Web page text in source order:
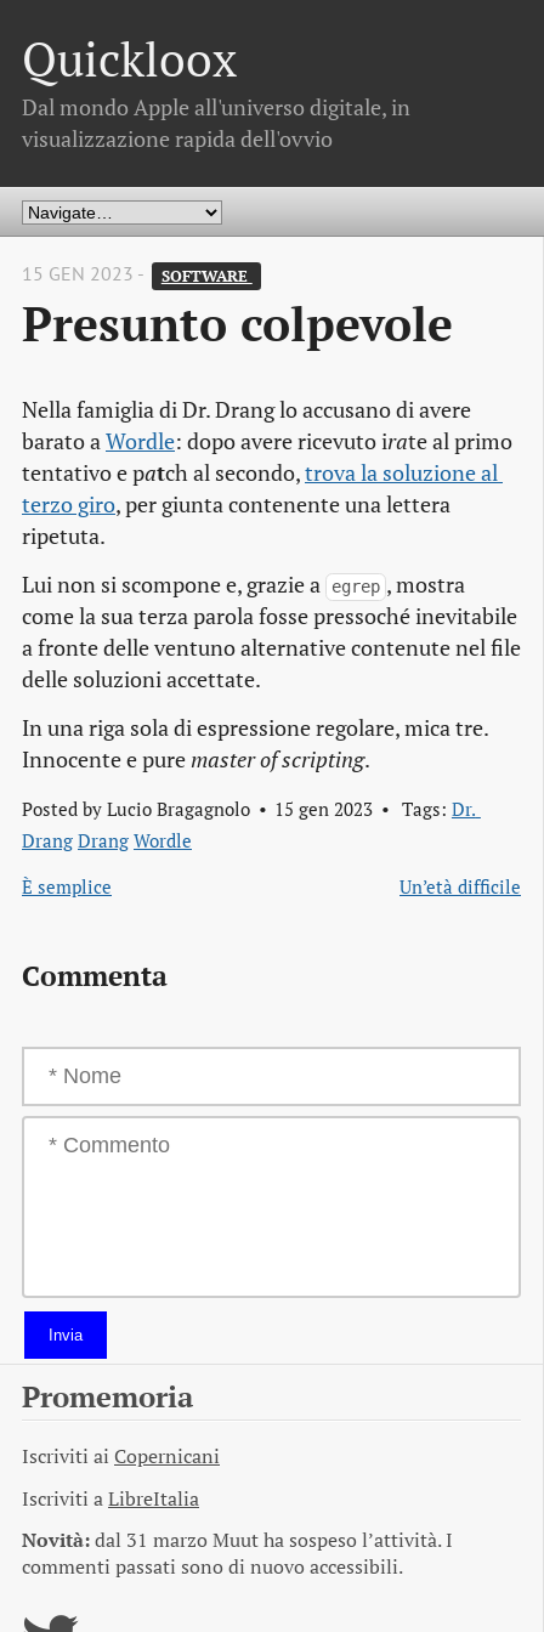
Quickloox
Dal mondo Apple all'universo digitale, in
visualizzazione rapida dell'ovvio
15 GEN 2023 - SOFTWARE
Presunto colpevole
Nella famiglia di Dr. Drang lo accusano di avere
barato aWordle: dopo avere ricevuto irate al primo
tentativo e patch al secondo,trova la soluzione al
terzo giro, per giunta contenente una lettera
ripetuta.
Lui non si scompone e, grazie a
egrep , mostra
come la sua terza parola fosse pressoché inevitabile
a fronte delle ventuno alternative contenute nel file
delle soluzioni accettate.
In una riga sola di espressione regolare, mica tre.
Innocente e puremaster of scripting.
Posted by Lucio Bragagnolo 15 gen 2023 Tags: Dr.
Drang Drang Wordle
È semplice
Un’età difficile
Commenta
Invia
Promemoria
Iscriviti ai Copernicani
Iscriviti aLibreItalia
Novità:dal 31 marzo Muut ha sospeso l’attività. I
commenti passati sono di nuovo accessibili.